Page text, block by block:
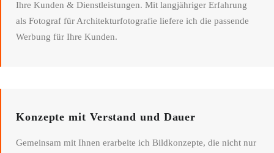
Ihre Kunden & Dienstleistungen. Mit langjähriger Erfahrung
als Fotograf für Architekturfotografie liefere ich die passende
Werbung für Ihre Kunden.
Konzepte mit Verstand und Dauer
Gemeinsam mit Ihnen erarbeite ich Bildkonzepte, die nicht nur